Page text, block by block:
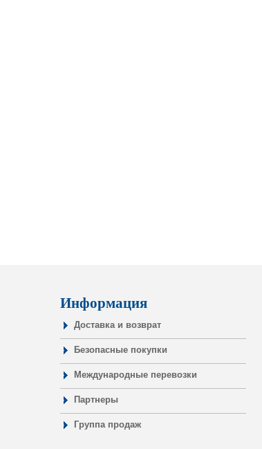
Информация
Доставка и возврат
Безопасные покупки
Международные перевозки
Партнеры
Группа продаж